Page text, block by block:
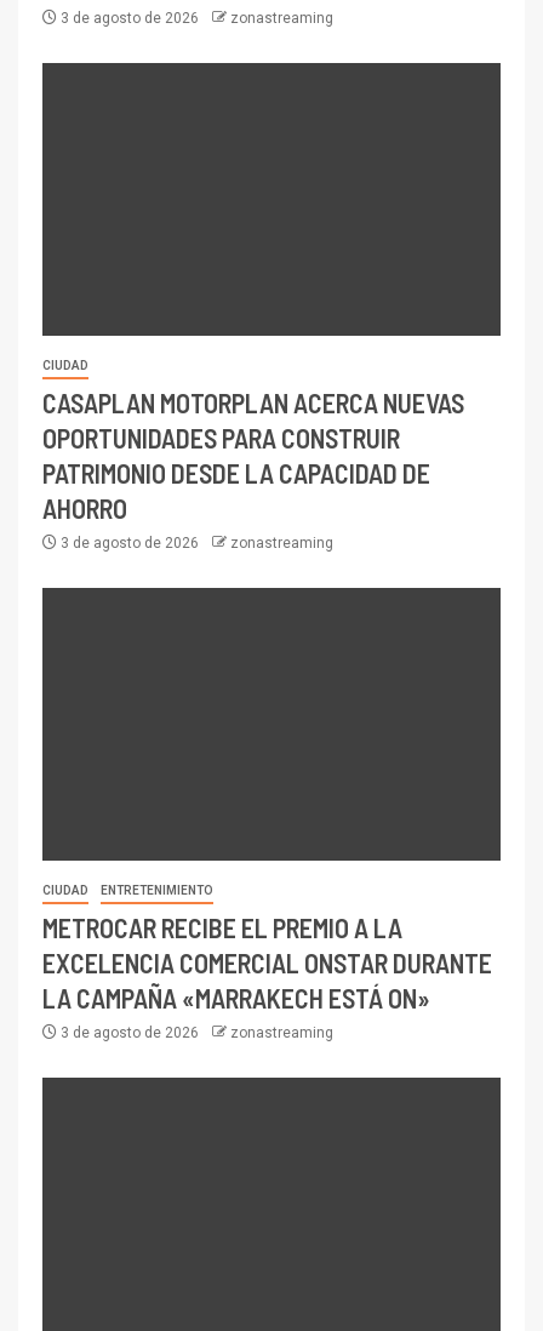
3 de agosto de 2026 zonastreaming
CIUDAD
CASAPLAN MOTORPLAN ACERCA NUEVAS
OPORTUNIDADES PARA CONSTRUIR
PATRIMONIO DESDE LA CAPACIDAD DE
AHORRO
3 de agosto de 2026 zonastreaming
CIUDAD ENTRETENIMIENTO
METROCAR RECIBE EL PREMIO A LA
EXCELENCIA COMERCIAL ONSTAR DURANTE
LA CAMPAÑA «MARRAKECH ESTÁ ON»
3 de agosto de 2026 zonastreaming